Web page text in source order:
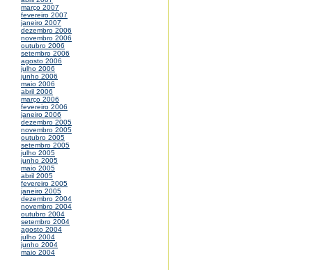
março 2007
fevereiro 2007
janeiro 2007
dezembro 2006
novembro 2006
outubro 2006
setembro 2006
agosto 2006
julho 2006
junho 2006
maio 2006
abril 2006
março 2006
fevereiro 2006
janeiro 2006
dezembro 2005
novembro 2005
outubro 2005
setembro 2005
julho 2005
junho 2005
maio 2005
abril 2005
fevereiro 2005
janeiro 2005
dezembro 2004
novembro 2004
outubro 2004
setembro 2004
agosto 2004
julho 2004
junho 2004
maio 2004